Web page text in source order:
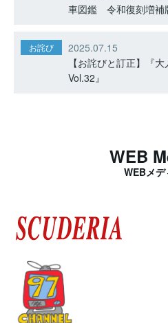
車図鑑 令和復刻増補
お詫び
2025.07.15
【お詫びと訂正】『
Vol.32』
WEB
WEBメデ